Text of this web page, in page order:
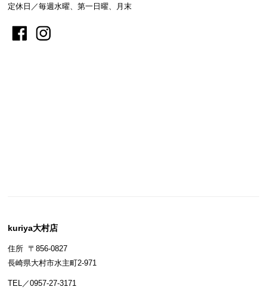
定休日／毎週水曜、第一日曜、月末
kuriya大村店
住所 〒856-0827
長崎県大村市水主町2-971
TEL／0957-27-3171